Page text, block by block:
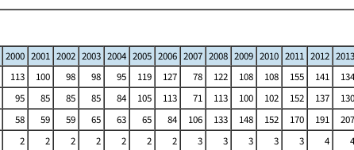
2000 2001 2002 2003 2004 2005 2006 2007 2008 2009 2010 2011 2012 2013
113 100 98 98 95 119 127 78 122 108 108 155 141
134
95 85 85 85 84 105 113 71 113 100 102 152 137
130
58 59 59 65 63 65 84 106 133 148 152 170 191
207
2 2 2 2 2 2 2 3 3 3 3 3 4
4